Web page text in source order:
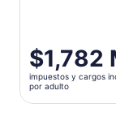
El
precio
es
de
$1,782
impuestos y cargos
por adulto